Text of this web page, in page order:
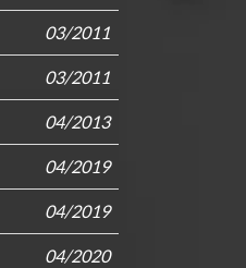
03/2011
03/2011
04/2013
04/2019
04/2019
04/2020